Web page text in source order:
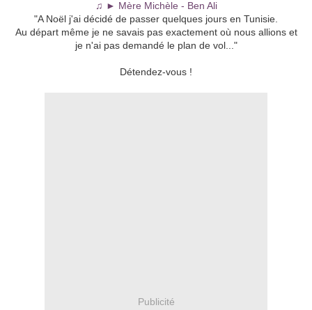
♫️ ►️ Mère Michèle - Ben Ali
"A Noël j'ai décidé de passer quelques jours en Tunisie.
Au départ même je ne savais pas exactement où nous allions et
je n'ai pas demandé le plan de vol..."
Détendez-vous !
Publicité